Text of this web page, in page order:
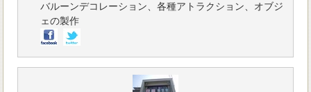
バルーンデコレーション、各種アトラクション、オブジ
ェの製作